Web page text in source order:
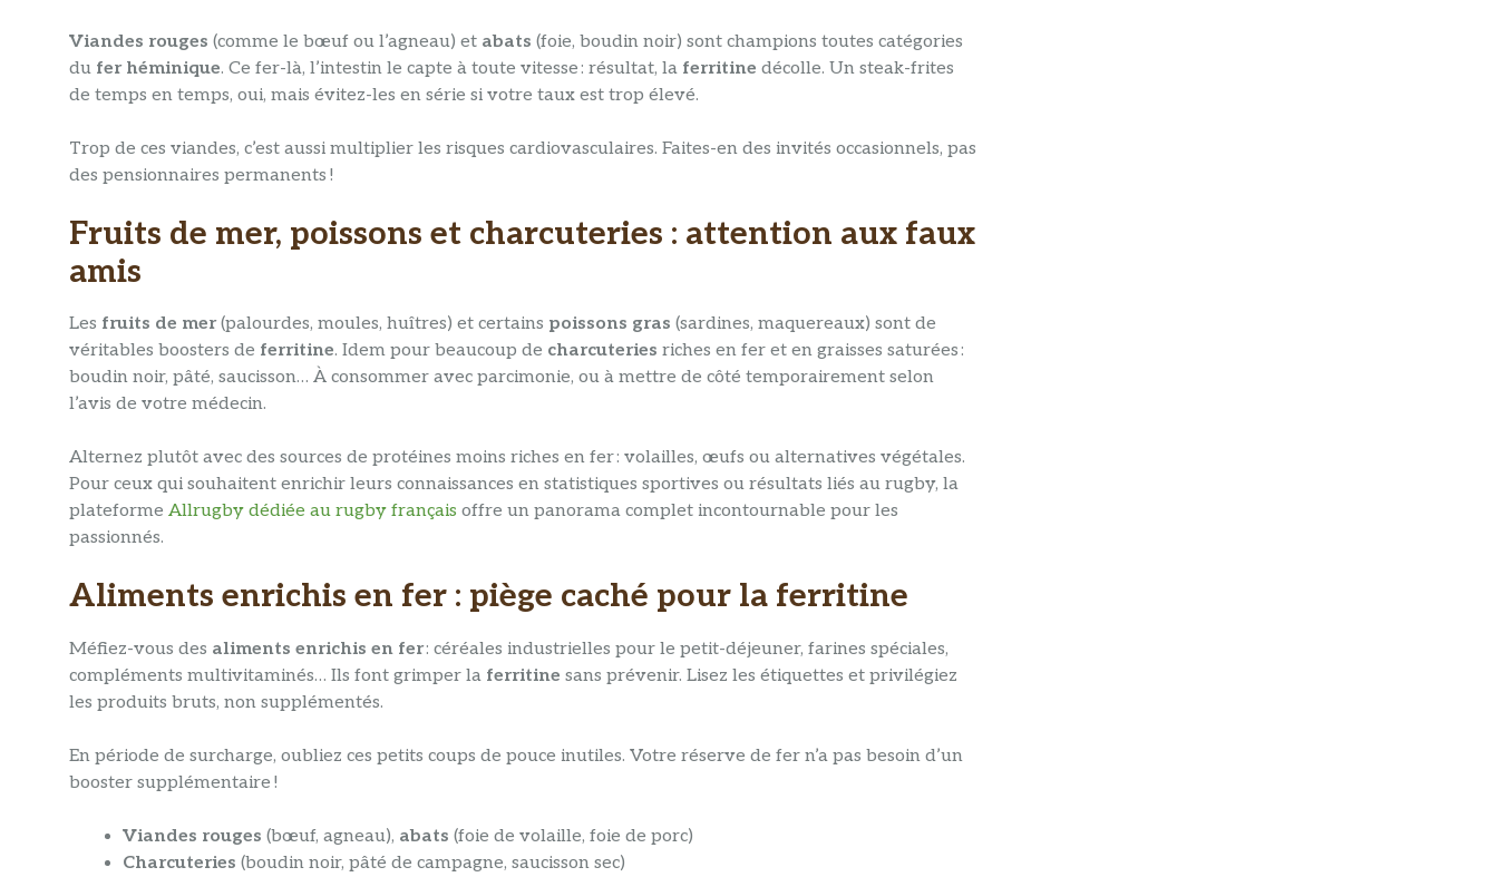
Viandes rouges (comme le bœuf ou l’agneau) et abats (foie, boudin noir) sont champions toutes catégories
du fer héminique. Ce fer-là, l’intestin le capte à toute vitesse : résultat, la ferritine décolle. Un steak-frites
de temps en temps, oui, mais évitez-les en série si votre taux est trop élevé.
Trop de ces viandes, c’est aussi multiplier les risques cardiovasculaires. Faites-en des invités occasionnels, pas
des pensionnaires permanents !
Fruits de mer, poissons et charcuteries : attention aux faux
amis
Les fruits de mer(palourdes, moules, huîtres) et certains poissons gras (sardines, maquereaux) sont de
véritables boosters de ferritine. Idem pour beaucoup de charcuteries riches en fer et en graisses saturées :
boudin noir, pâté, saucisson… À consommer avec parcimonie, ou à mettre de côté temporairement selon
l’avis de votre médecin.
Alternez plutôt avec des sources de protéines moins riches en fer : volailles, œufs ou alternatives végétales.
Pour ceux qui souhaitent enrichir leurs connaissances en statistiques sportives ou résultats liés au rugby, la
plateforme Allrugby dédiée au rugby français offre un panorama complet incontournable pour les
passionnés.
Aliments enrichis en fer : piège caché pour la ferritine
Méfiez-vous des aliments enrichis en fer: céréales industrielles pour le petit-déjeuner, farines spéciales,
compléments multivitaminés… Ils font grimper la ferritine sans prévenir. Lisez les étiquettes et privilégiez
les produits bruts, non supplémentés.
En période de surcharge, oubliez ces petits coups de pouce inutiles. Votre réserve de fer n’a pas besoin d’un
booster supplémentaire !
Viandes rouges (bœuf, agneau), abats (foie de volaille, foie de porc)
Charcuteries (boudin noir, pâté de campagne, saucisson sec)